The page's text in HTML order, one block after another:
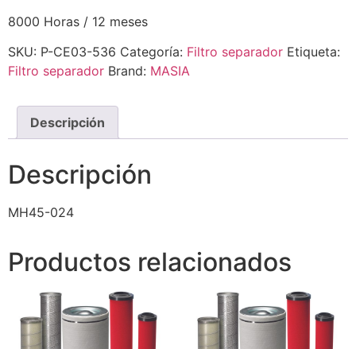
8000 Horas / 12 meses
SKU: P-CE03-536 Categoría: Filtro separador Etiqueta:
Filtro separador Brand: MASIA
Descripción
Descripción
MH45-024
Productos relacionados